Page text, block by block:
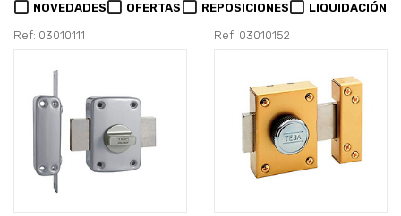
NOVEDADES OFERTAS REPOSICIONES LIQUIDACIÓN
Ref: 03010111 Ref: 03010152